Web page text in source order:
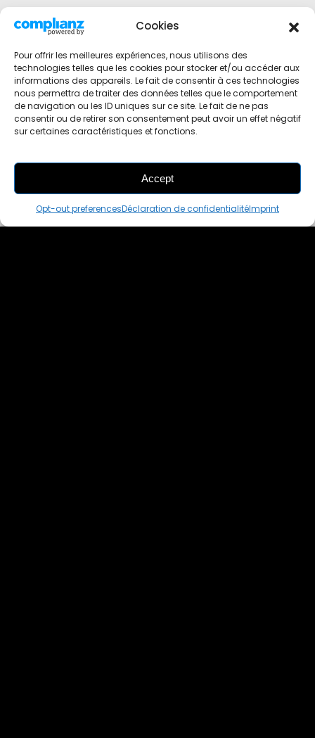
Cookies
Pour offrir les meilleures expériences, nous utilisons des
technologies telles que les cookies pour stocker et/ou accéder aux
informations des appareils. Le fait de consentir à ces technologies
nous permettra de traiter des données telles que le comportement
de navigation ou les ID uniques sur ce site. Le fait de ne pas
consentir ou de retirer son consentement peut avoir un effet négatif
sur certaines caractéristiques et fonctions.
Accept
Opt-out preferencesDéclaration de confidentialitéImprint
THIS PAIR IS
ALREADY SOLD OUT